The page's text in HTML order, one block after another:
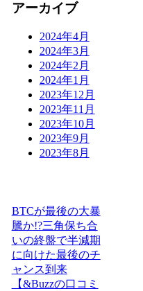
アーカイブ
2024年4月
2024年3月
2024年2月
2024年1月
2023年12月
2023年11月
2023年10月
2023年9月
2023年8月
BTCが最後の大暴
騰か!?三角保ち合
いの終盤で半減期
に向けた最後のチ
ャンス到来
【&Buzzの口コミ